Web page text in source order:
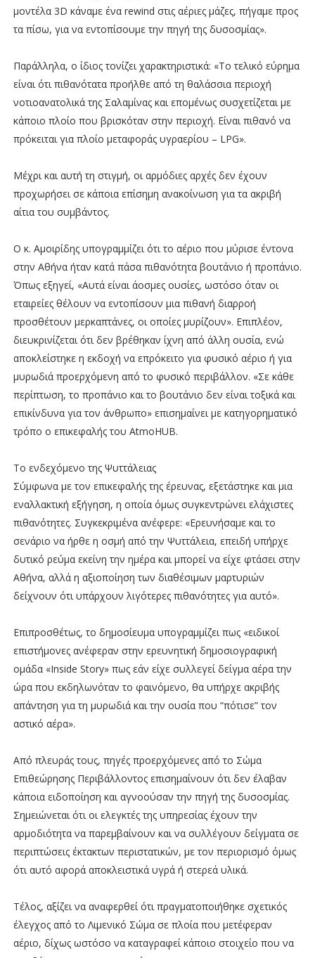
μοντέλα 3D κάναμε ένα rewind στις αέριες μάζες, πήγαμε προς
τα πίσω, για να εντοπίσουμε την πηγή της δυσοσμίας».
Παράλληλα, ο ίδιος τονίζει χαρακτηριστικά: «Το τελικό εύρημα
είναι ότι πιθανότατα προήλθε από τη θαλάσσια περιοχή
νοτιοανατολικά της Σαλαμίνας και επομένως συσχετίζεται με
κάποιο πλοίο που βρισκόταν στην περιοχή. Είναι πιθανό να
πρόκειται για πλοίο μεταφοράς υγραερίου – LPG».
Μέχρι και αυτή τη στιγμή, οι αρμόδιες αρχές δεν έχουν
προχωρήσει σε κάποια επίσημη ανακοίνωση για τα ακριβή
αίτια του συμβάντος.
Ο κ. Αμοιρίδης υπογραμμίζει ότι το αέριο που μύρισε έντονα
στην Αθήνα ήταν κατά πάσα πιθανότητα βουτάνιο ή προπάνιο.
Όπως εξηγεί, «Αυτά είναι άοσμες ουσίες, ωστόσο όταν οι
εταιρείες θέλουν να εντοπίσουν μια πιθανή διαρροή
προσθέτουν μερκαπτάνες, οι οποίες μυρίζουν». Επιπλέον,
διευκρινίζεται ότι δεν βρέθηκαν ίχνη από άλλη ουσία, ενώ
αποκλείστηκε η εκδοχή να επρόκειτο για φυσικό αέριο ή για
μυρωδιά προερχόμενη από το φυσικό περιβάλλον. «Σε κάθε
περίπτωση, το προπάνιο και το βουτάνιο δεν είναι τοξικά και
επικίνδυνα για τον άνθρωπο» επισημαίνει με κατηγορηματικό
τρόπο ο επικεφαλής του AtmoHUB.
Το ενδεχόμενο της Ψυττάλειας
Σύμφωνα με τον επικεφαλής της έρευνας, εξετάστηκε και μια
εναλλακτική εξήγηση, η οποία όμως συγκεντρώνει ελάχιστες
πιθανότητες. Συγκεκριμένα ανέφερε: «Ερευνήσαμε και το
σενάριο να ήρθε η οσμή από την Ψυττάλεια, επειδή υπήρχε
δυτικό ρεύμα εκείνη την ημέρα και μπορεί να είχε φτάσει στην
Αθήνα, αλλά η αξιοποίηση των διαθέσιμων μαρτυριών
δείχνουν ότι υπάρχουν λιγότερες πιθανότητες για αυτό».
Επιπροσθέτως, το δημοσίευμα υπογραμμίζει πως «ειδικοί
επιστήμονες ανέφεραν στην ερευνητική δημοσιογραφική
ομάδα «Inside Story» πως εάν είχε συλλεγεί δείγμα αέρα την
ώρα που εκδηλωνόταν το φαινόμενο, θα υπήρχε ακριβής
απάντηση για τη μυρωδιά και την ουσία που “πότισε” τον
αστικό αέρα».
Από πλευράς τους, πηγές προερχόμενες από το Σώμα
Επιθεώρησης Περιβάλλοντος επισημαίνουν ότι δεν έλαβαν
κάποια ειδοποίηση και αγνοούσαν την πηγή της δυσοσμίας.
Σημειώνεται ότι οι ελεγκτές της υπηρεσίας έχουν την
αρμοδιότητα να παρεμβαίνουν και να συλλέγουν δείγματα σε
περιπτώσεις έκτακτων περιστατικών, με τον περιορισμό όμως
ότι αυτό αφορά αποκλειστικά υγρά ή στερεά υλικά.
Τέλος, αξίζει να αναφερθεί ότι πραγματοποιήθηκε σχετικός
έλεγχος από το Λιμενικό Σώμα σε πλοία που μετέφεραν
αέριο, δίχως ωστόσο να καταγραφεί κάποιο στοιχείο που να